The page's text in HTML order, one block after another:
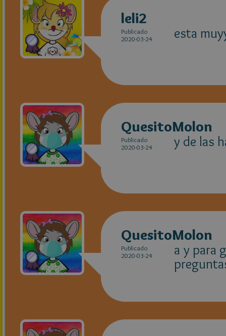
leli2
Publicado
2020-03-24
esta
QuesitoMolon
Publicado
2020-03-24
y de las
QuesitoMolon
Publicado
2020-03-24
a y para